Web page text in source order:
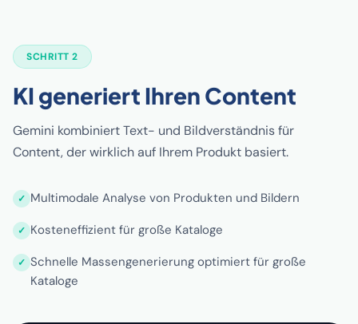
SCHRITT 2
KI generiert Ihren Content
Gemini kombiniert Text- und Bildverständnis für
Content, der wirklich auf Ihrem Produkt basiert.
Multimodale Analyse von Produkten und Bildern
Kosteneffizient für große Kataloge
Schnelle Massengenerierung optimiert für große
Kataloge